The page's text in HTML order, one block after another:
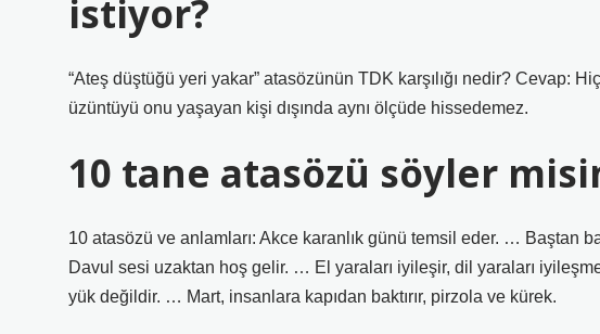
istiyor?
“Ateş düştüğü yeri yakar” atasözünün TDK karşılığı nedir? Cevap:
üzüntüyü onu yaşayan kişi dışında aynı ölçüde hissedemez.
10 tane atasözü söyler
10 atasözü ve anlamları: Akce karanlık günü temsil eder. … Baştan
Davul sesi uzaktan hoş gelir. … El yaraları iyileşir, dil yaraları
yük değildir. … Mart, insanlara kapıdan baktırır, pirzola ve kürek.